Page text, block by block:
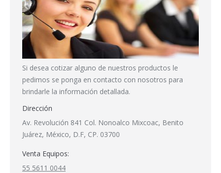
Si desea cotizar alguno de nuestros productos le
pedimos se ponga en contacto con nosotros para
brindarle la información detallada.
Dirección
Av. Revolución 841 Col. Nonoalco Mixcoac, Benito
Juárez, México, D.F, CP. 03700
Venta Equipos:
55 5611 0044